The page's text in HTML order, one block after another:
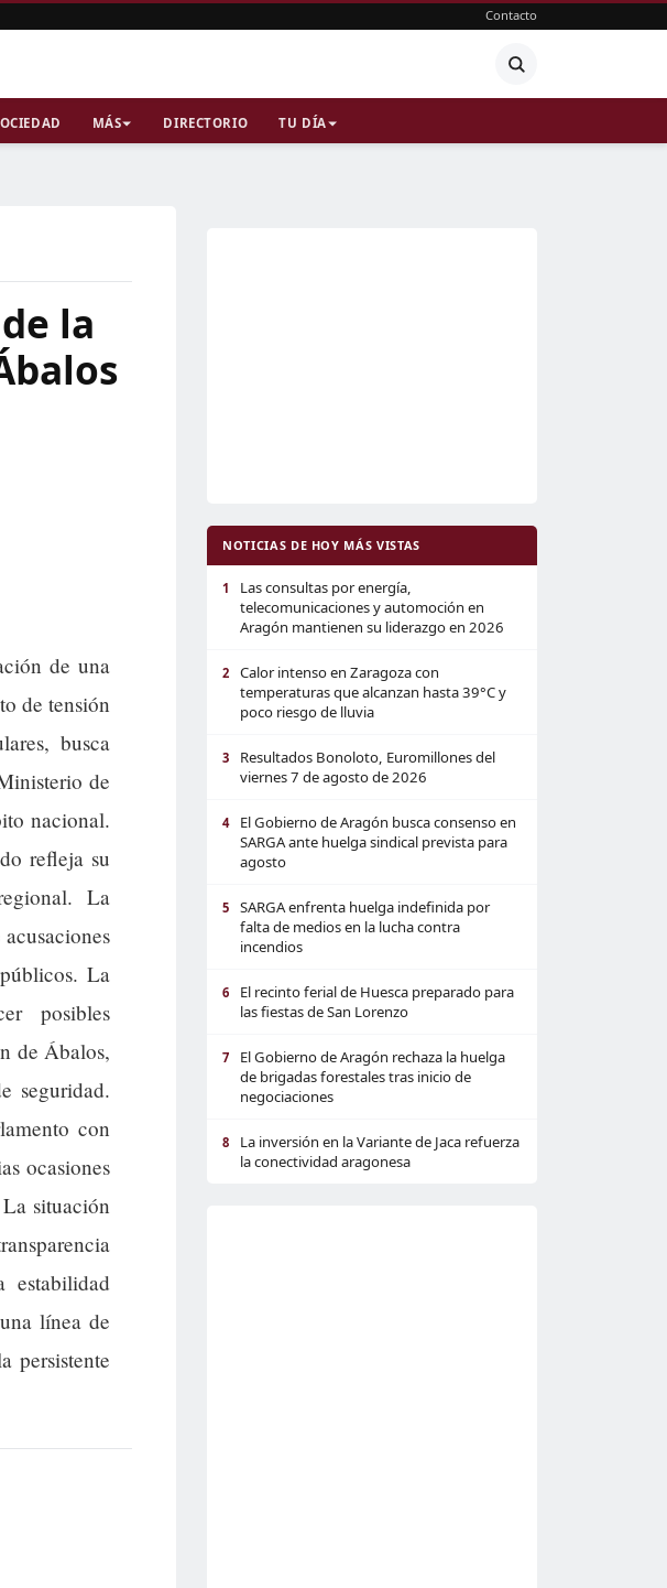
Contacto
MÁS DIRECTORIO TU DÍA
la
de una
de tensión
busca
de
nacional.
refleja su
La
La
posibles
de Ábalos,
seguridad.
con
ocasiones
situación
línea de
persistente
NOTICIAS DE HOY MÁS VISTAS
1
Las consultas por energía,
telecomunicaciones y automoción en
Aragón mantienen su liderazgo en 2026
2
Calor intenso en Zaragoza con
temperaturas que alcanzan hasta 39°C y
poco riesgo de lluvia
3
Resultados Bonoloto, Euromillones del
viernes 7 de agosto de 2026
4
El Gobierno de Aragón busca consenso en
SARGA ante huelga sindical prevista para
agosto
5
SARGA enfrenta huelga indefinida por
falta de medios en la lucha contra
incendios
6
El recinto ferial de Huesca preparado para
las fiestas de San Lorenzo
7
El Gobierno de Aragón rechaza la huelga
de brigadas forestales tras inicio de
negociaciones
8
La inversión en la Variante de Jaca refuerza
la conectividad aragonesa